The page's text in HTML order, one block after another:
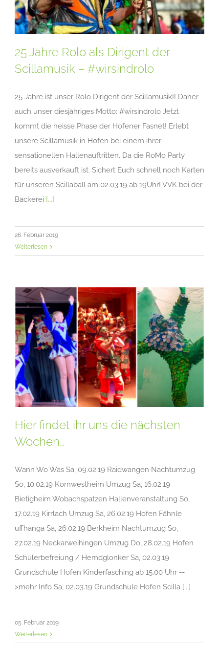
25 Jahre Rolo als Dirigent der
Scillamusik – #wirsindrolo
25 Jahre ist unser Rolo Dirigent der Scillamusik!! Daher
auch unser diesjähriges Motto: #wirsindrolo Jetzt
kommt die heisse Phase der Hofener Fasnet! Erlebt
unsere Scillamusik in Hofen bei einem ihrer
sensationellen Hallenauftritten. Da die RoMo Party
bereits ausverkauft ist. Sichert Euch schnell noch Karten
für unseren Scillaball am 02.03.19 ab 19Uhr! VVK bei der
Bäckerei [...]
26. Februar 2019
Weiterlesen
Hier findet ihr uns die nächsten
Wochen…
Wann Wo Was Sa, 09.02.19 Raidwangen Nachtumzug
So, 10.02.19 Kornwestheim Umzug Sa, 16.02.19
Bietigheim Wobachspatzen Hallenveranstaltung So,
17.02.19 Kirrlach Umzug Sa, 26.02.19 Hofen Fähnle
uffhänga Sa, 26.02.19 Berkheim Nachtumzug So,
27.02.19 Neckarweihingen Umzug Do, 28.02.19 Hofen
Schülerbefreiung / Hemdglonker Sa, 02.03.19
Grundschule Hofen Kinderfasching ab 15.00 Uhr --
>mehr Info Sa, 02.03.19 Grundschule Hofen Scilla [...]
05. Februar 2019
Weiterlesen